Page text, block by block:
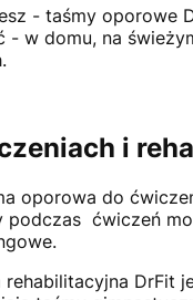
- taśmy oporowe
w domu, na
i
oporowa do
ćwiczeń
rehabilitacyjna DrFit